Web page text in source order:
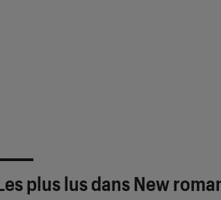
plus lus dans New